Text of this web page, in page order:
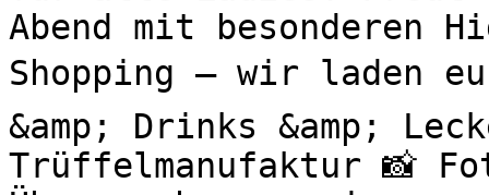
Abend mit besonderen
Shopping – wir laden
&amp; Drinks &amp;
Trüffelmanufaktur 📸